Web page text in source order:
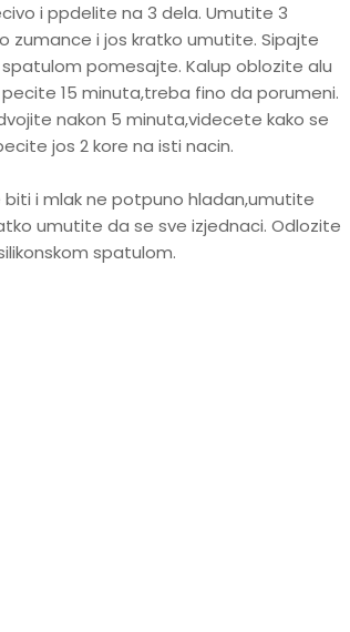
i ppdelite na 3 dela. Umutite 3
zumance i jos kratko umutite. Sipajte
pomesajte. Kalup oblozite alu
15 minuta,treba fino da porumeni.
nakon 5 minuta,videcete kako se
jos 2 kore na isti nacin.
i mlak ne potpuno hladan,umutite
umutite da se sve izjednaci. Odlozite
spatulom.